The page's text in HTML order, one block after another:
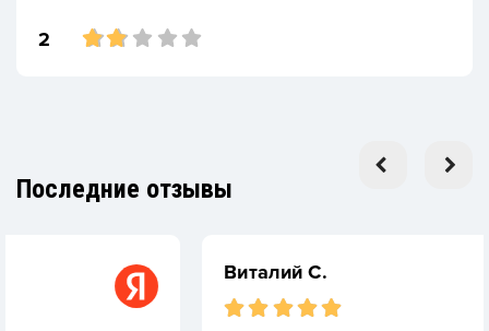
2
Последние отзывы
Виталий С.